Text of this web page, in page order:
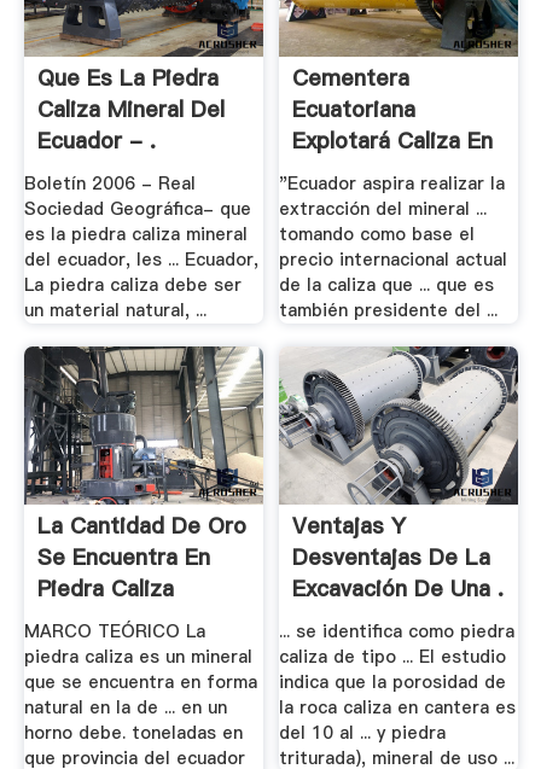
Que Es La Piedra
Caliza Mineral Del
Ecuador - .
Boletín 2006 - Real
Sociedad Geográfica- que
es la piedra caliza mineral
del ecuador, les ... Ecuador,
La piedra caliza debe ser
un material natural, ...
Cementera
Ecuatoriana
Explotará Caliza En
La .
"Ecuador aspira realizar la
extracción del mineral ...
tomando como base el
precio internacional actual
de la caliza que ... que es
también presidente del ...
La Cantidad De Oro
Se Encuentra En
Piedra Caliza
MARCO TEÓRICO La
piedra caliza es un mineral
que se encuentra en forma
natural en la de ... en un
horno debe. toneladas en
que provincia del ecuador
Ventajas Y
Desventajas De La
Excavación De Una .
... se identifica como piedra
caliza de tipo ... El estudio
indica que la porosidad de
la roca caliza en cantera es
del 10 al ... y piedra
triturada), mineral de uso ...